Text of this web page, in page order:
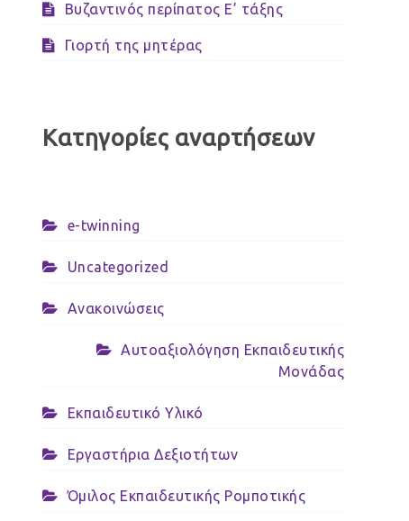
Βυζαντινός περίπατος Ε’ τάξης
Γιορτή της μητέρας
Κατηγορίες αναρτήσεων
e-twinning
Uncategorized
Ανακοινώσεις
Αυτοαξιολόγηση Εκπαιδευτικής
Μονάδας
Εκπαιδευτικό Υλικό
Εργαστήρια Δεξιοτήτων
Όμιλος Εκπαιδευτικής Ρομποτικής